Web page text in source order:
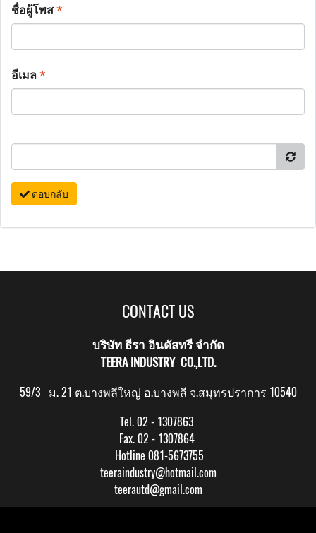
ชื่อผู้โพส*
อีเมล*
ตอบกลับ
CONTACT US
บริษัท ธีรา อินดัสทรี จำกัด
TEERA INDUSTRY CO.,LTD.
59/3 ม. 21 ต.บางพลีใหญ่ อ.บางพลี จ.สมุทรปราการ 10540
Tel. 02 - 1307863
Fax. 02 - 1307864
Hotline 081-5673755
teeraindustry@hotmail.com
teerautd@gmail.com